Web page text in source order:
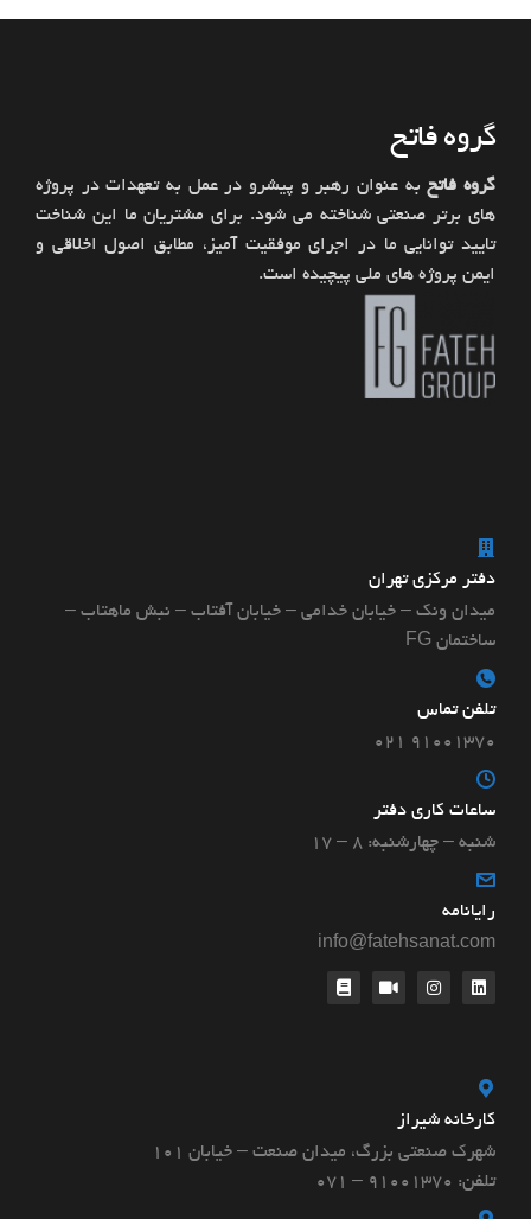
گروه فاتح
گروه فاتح به عنوان رهبر و پیشرو در عمل به تعهدات در پروژه
های برتر صنعتی شناخته می شود. برای مشتریان ما این شناخت
تایید توانایی ما در اجرای موفقیت آمیز، مطابق اصول اخلاقی و
ایمن پروژه های ملی پیچیده است.
دفتر مرکزی تهران
میدان ونک – خیابان خدامی – خیابان آفتاب – نبش ماهتاب –
ساختمان FG
تلفن تماس
۹۱۰۰۱۳۷۰ ۰۲۱
ساعات کاری دفتر
شنبه – چهارشنبه: ۸ – ۱۷
رایانامه
info@fatehsanat.com
کارخانه شیراز
شهرک صنعتی بزرگ، میدان صنعت – خیابان ۱۰۱
تلفن: 91001370 – 071